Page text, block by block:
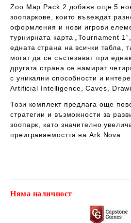
Zoo Map Pack 2 добавя още 5
зоопаркове, които въвеждат
оформления и нови игрови
турнирната карта „Tournament
едната страна на всички табла,
могат да се състезават при
другата страна се намират
с уникални способности и
Artificial Intelligence, Caves,
Този комплект предлага още
стратегии и възможности за
зоопарк, като значително
преиграваемостта на Ark Nova.
Няма наличност